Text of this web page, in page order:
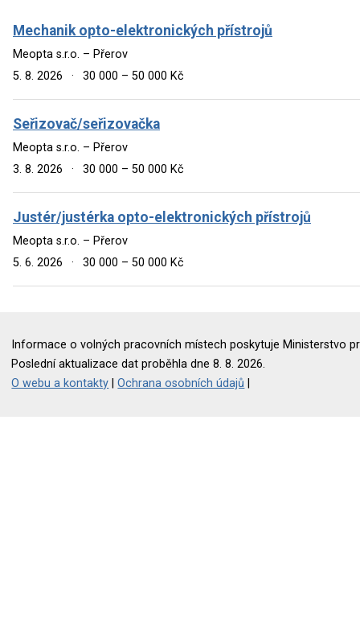
Mechanik opto-elektronických přístrojů
Meopta s.r.o. – Přerov
5. 8. 2026
· 30 000 – 50 000 Kč
Seřizovač/seřizovačka
Meopta s.r.o. – Přerov
3. 8. 2026
· 30 000 – 50 000 Kč
Justér/justérka opto-elektronických přístrojů
Meopta s.r.o. – Přerov
5. 6. 2026
· 30 000 – 50 000 Kč
Informace o volných pracovních místech poskytuje Ministerstvo
Poslední aktualizace dat proběhla dne 8. 8. 2026.
O webu a kontakty |Ochrana osobních údajů